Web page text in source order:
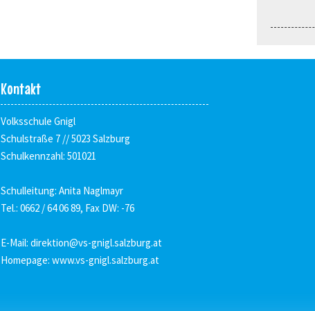
Kontakt
Volksschule Gnigl
Schulstraße 7 // 5023 Salzburg
Schulkennzahl: 501021
Schulleitung: Anita Naglmayr
Tel.: 0662 / 64 06 89, Fax DW: -76
E-Mail: direktion@vs-gnigl.salzburg.at
Homepage: www.vs-gnigl.salzburg.at